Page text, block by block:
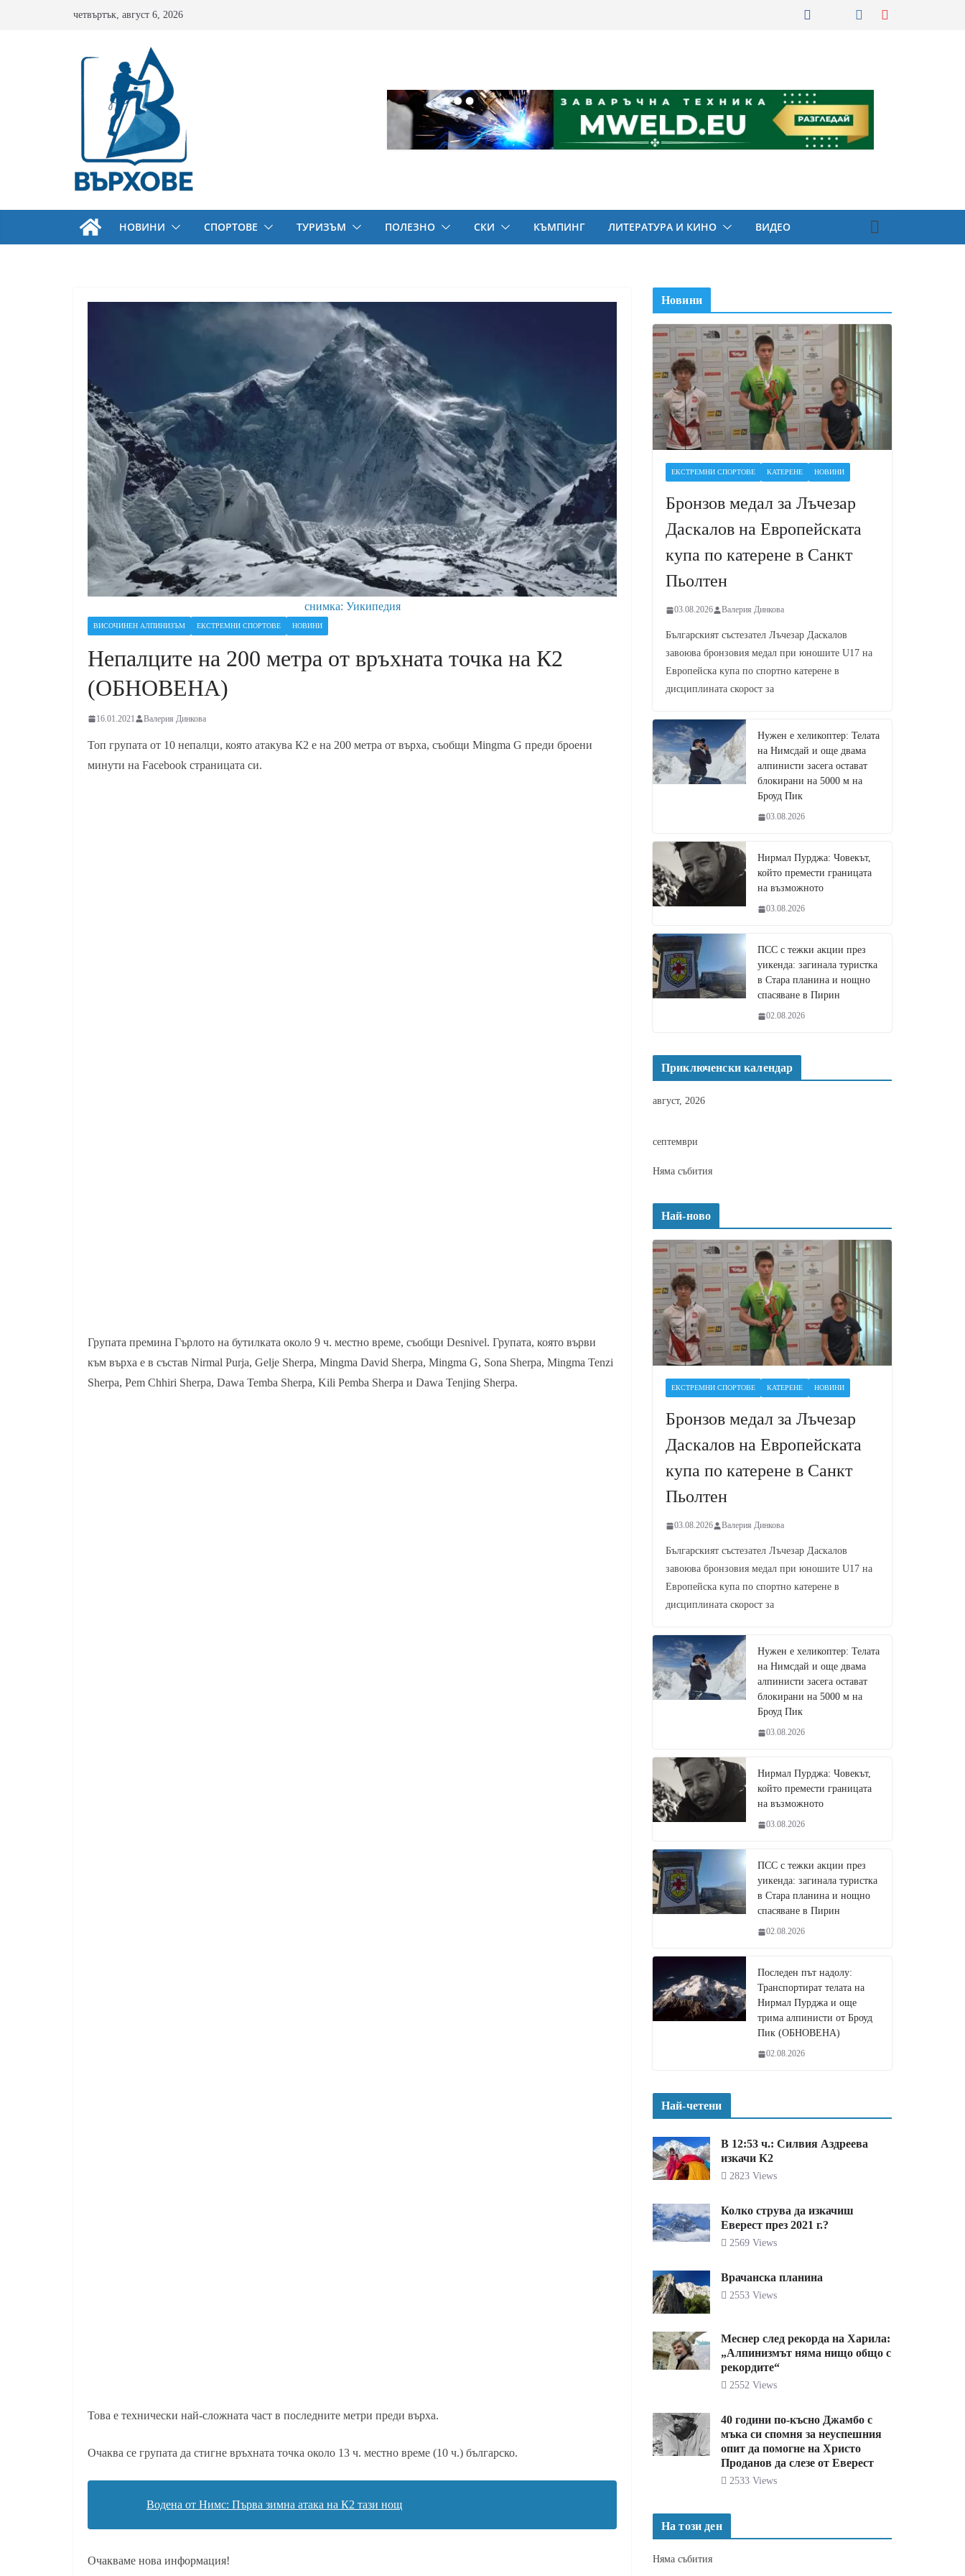
четвъртък, август 6, 2026
НОВИНИ СПОРТОВЕ ТУРИЗЪМ ПОЛЕЗНО СКИ КЪМПИНГ ЛИТЕРАТУРА И КИНО ВИДЕО
снимка: Уикипедия
ВИСОЧИНЕН АЛПИНИЗЪМ ЕКСТРЕМНИ СПОРТОВЕ НОВИНИ
Непалците на 200 метра от връхната точка на К2
(ОБНОВЕНА)
16.01.2021 Валерия Динкова
Топ групата от 10 непалци, която атакува К2 е на 200 метра от върха, съобщи Mingma G преди броени
минути на Facebook страницата си.
Групата премина Гърлото на бутилката около 9 ч. местно време, съобщи Desnivel. Групата, която върви
към върха е в състав Nirmal Purja, Gelje Sherpa, Mingma David Sherpa, Mingma G, Sona Sherpa, Mingma Tenzi
Sherpa, Pem Chhiri Sherpa, Dawa Temba Sherpa, Kili Pemba Sherpa и Dawa Tenjing Sherpa.
Това е технически най-сложната част в последните метри преди върха.
Очаква се групата да стигне връхната точка около 13 ч. местно време (10 ч.) българско.
Водена от Нимс: Първа зимна атака на К2 тази нощ
Очакваме нова информация!
Новини
ЕКСТРЕМНИ СПОРТОВЕ КАТЕРЕНЕ НОВИНИ
Бронзов медал за Лъчезар
Даскалов на Европейската
купа по катерене в Санкт
Пьолтен
03.08.2026 Валерия Динкова
Българският състезател Лъчезар Даскалов
завоюва бронзовия медал при юношите U17 на
Европейска купа по спортно катерене в
дисциплината скорост за
Нужен е хеликоптер: Телата
на Нимсдай и още двама
алпинисти засега остават
блокирани на 5000 м на
Броуд Пик
03.08.2026
Нирмал Пурджа: Човекът,
който премести границата
на възможното
03.08.2026
ПСС с тежки акции през
уикенда: загинала туристка
в Стара планина и нощно
спасяване в Пирин
02.08.2026
Приключенски календар
август, 2026
септември
Няма събития
Най-ново
ЕКСТРЕМНИ СПОРТОВЕ КАТЕРЕНЕ НОВИНИ
Бронзов медал за Лъчезар
Даскалов на Европейската
купа по катерене в Санкт
Пьолтен
03.08.2026 Валерия Динкова
Българският състезател Лъчезар Даскалов
завоюва бронзовия медал при юношите U17 на
Европейска купа по спортно катерене в
дисциплината скорост за
Нужен е хеликоптер: Телата
на Нимсдай и още двама
алпинисти засега остават
блокирани на 5000 м на
Броуд Пик
03.08.2026
Нирмал Пурджа: Човекът,
който премести границата
на възможното
03.08.2026
ПСС с тежки акции през
уикенда: загинала туристка
в Стара планина и нощно
спасяване в Пирин
02.08.2026
Последен път надолу:
Транспортират телата на
Нирмал Пурджа и още
трима алпинисти от Броуд
Пик (ОБНОВЕНА)
02.08.2026
Най-четени
В 12:53 ч.: Силвия Аздреева
изкачи К2
2823 Views
Колко струва да изкачиш
Еверест през 2021 г.?
2569 Views
Врачанска планина
2553 Views
Меснер след рекорда на Харила:
„Алпинизмът няма нищо общо с
рекордите“
2552 Views
40 години по-късно Джамбо с
мъка си спомня за неуспешния
опит да помогне на Христо
Проданов да слезе от Еверест
2533 Views
На този ден
Няма събития